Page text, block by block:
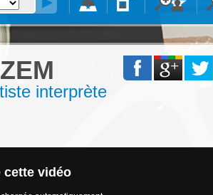
interprète
cette vidéo